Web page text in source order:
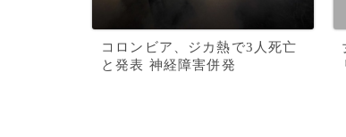
コロンビア、ジカ熱で3人死亡
と発表 神経障害併発